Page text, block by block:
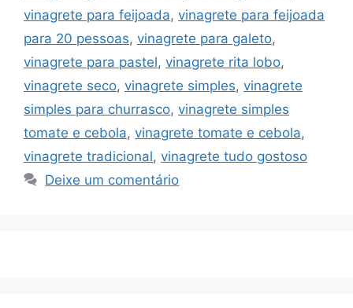
vinagrete para feijoada, vinagrete para feijoada
para 20 pessoas, vinagrete para galeto,
vinagrete para pastel, vinagrete rita lobo,
vinagrete seco, vinagrete simples, vinagrete
simples para churrasco, vinagrete simples
tomate e cebola, vinagrete tomate e cebola,
vinagrete tradicional, vinagrete tudo gostoso
Deixe um comentário